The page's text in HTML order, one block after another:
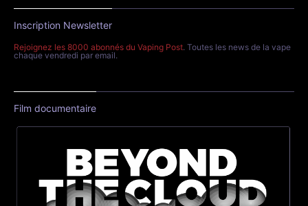
Inscription Newsletter
Rejoignez les 8000 abonnés du Vaping Post. Toutes les news de la vape
chaque vendredi par email.
Film documentaire